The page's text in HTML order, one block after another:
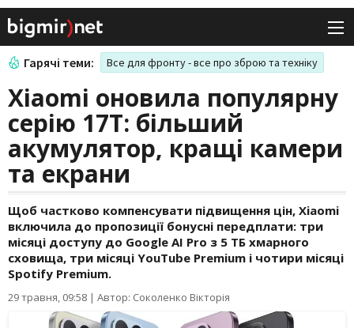
Гарячі теми: Все для фронту - все про зброю та техніку
Xiaomi оновила популярну
серію 17T: більший
акумулятор, кращі камери
та екрани
Щоб частково компенсувати підвищення цін, Xiaomi
включила до пропозиції бонусні передплати: три
місяці доступу до Google AI Pro з 5 ТБ хмарного
сховища, три місяці YouTube Premium і чотири місяці
Spotify Premium.
29 травня, 09:58 | Автор: Соколенко Вікторія